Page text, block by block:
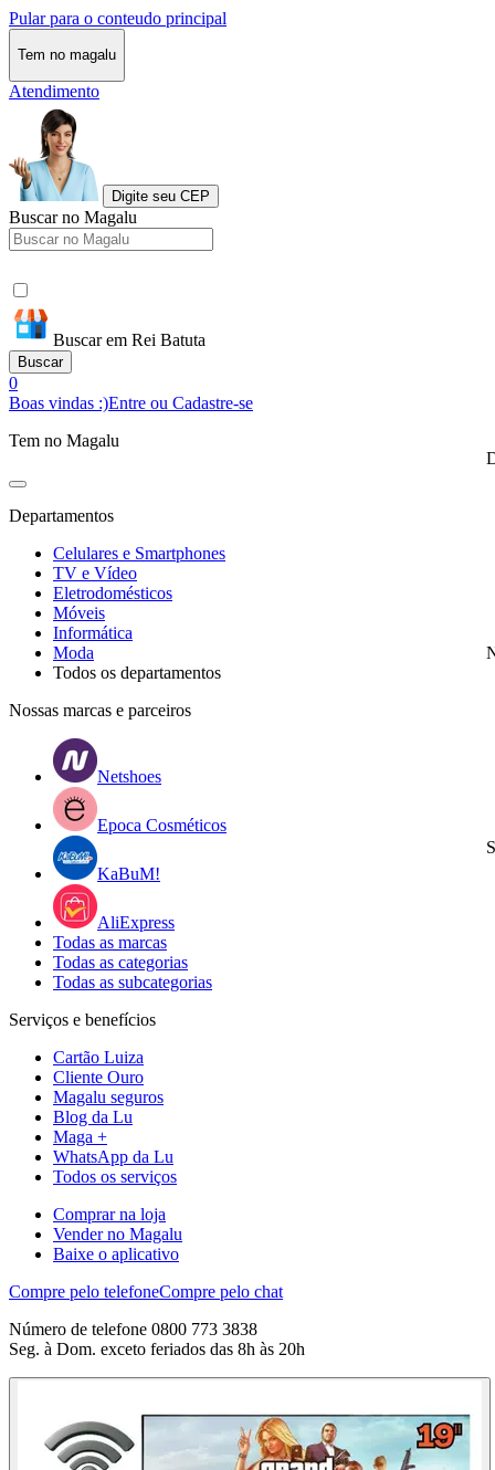
Pular para o conteudo principal
Tem no magalu
Atendimento
Digite seu CEP
Buscar no Magalu
Buscar em Rei Batuta
Buscar
0
Boas vindas :)Entre ou Cadastre-se
Tem no Magalu
Departamentos
Celulares e Smartphones
TV e Vídeo
Eletrodomésticos
Móveis
Informática
Moda
Todos os departamentos
Nossas marcas e parceiros
Netshoes
Epoca Cosméticos
KaBuM!
AliExpress
Todas as marcas
Todas as categorias
Todas as subcategorias
Serviços e benefícios
Cartão Luiza
Cliente Ouro
Magalu seguros
Blog da Lu
Maga +
WhatsApp da Lu
Todos os serviços
Comprar na loja
Vender no Magalu
Baixe o aplicativo
Compre pelo telefoneCompre pelo chat
Número de telefone 0800 773 3838
Seg. à Dom. exceto feriados das 8h às 20h